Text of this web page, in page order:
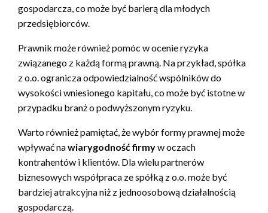
gospodarcza, co może być barierą dla młodych
przedsiębiorców.
Prawnik może również pomóc w ocenie ryzyka
związanego z każdą formą prawną. Na przykład, spółka
z o.o. ogranicza odpowiedzialność wspólników do
wysokości wniesionego kapitału, co może być istotne w
przypadku branż o podwyższonym ryzyku.
Warto również pamiętać, że wybór formy prawnej może
wpływać nawiarygodność firmyw oczach
kontrahentów i klientów. Dla wielu partnerów
biznesowych współpraca ze spółką z o.o. może być
bardziej atrakcyjna niż z jednoosobową działalnością
gospodarczą.